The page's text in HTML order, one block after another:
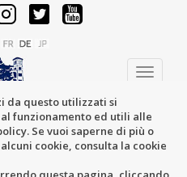
da questo utilizzati si
funzionamento ed utili alle
Se vuoi saperne di più o
cookie, consulta la cookie
Toggle